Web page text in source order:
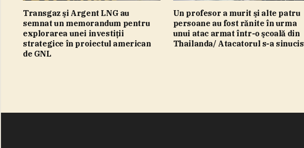
Transgaz şi Argent LNG au
semnat un memorandum pentru
explorarea unei investiţii
strategice în proiectul american
de GNL
Un profesor a murit şi alte patru
persoane au fost rănite în urma
unui atac armat într-o şcoală din
Thailanda/ Atacatorul s-a sinucis